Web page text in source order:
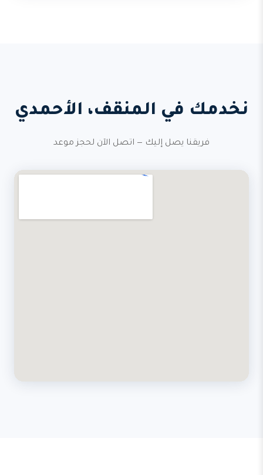
نخدمك في المنقف، الأحمدي
فريقنا يصل إليك — اتصل الآن لحجز موعد